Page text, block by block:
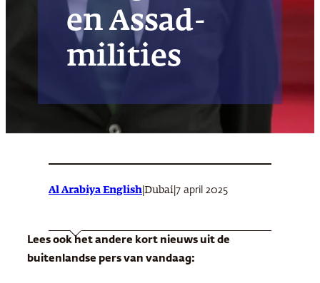
en Assad-
milities
Al Arabiya English Dubai 7 april 2025
Lees ook het andere kort nieuws uit de
buitenlandse pers van vandaag: